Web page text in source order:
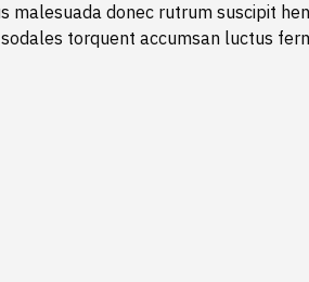
malesuada donec rutrum suscipit
torquent accumsan luctus